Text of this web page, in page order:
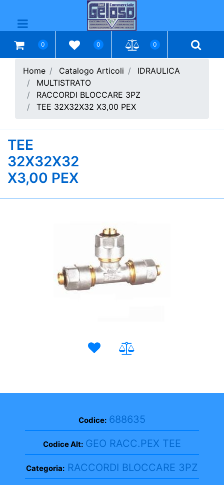
Open menu
0 0 0
Home Catalogo Articoli
IDRAULICA
MULTISTRATO
RACCORDI BLOCCARE 3PZ
TEE 32X32X32 X3,00 PEX
TEE
32X32X32
X3,00 PEX
Codice: 688635
Codice Alt: GEO RACC.PEX TEE
Categoria: RACCORDI BLOCCARE 3PZ